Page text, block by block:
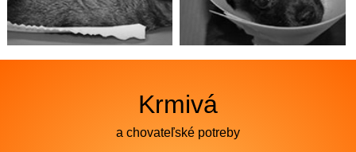
Krmivá
a chovateľské potreby